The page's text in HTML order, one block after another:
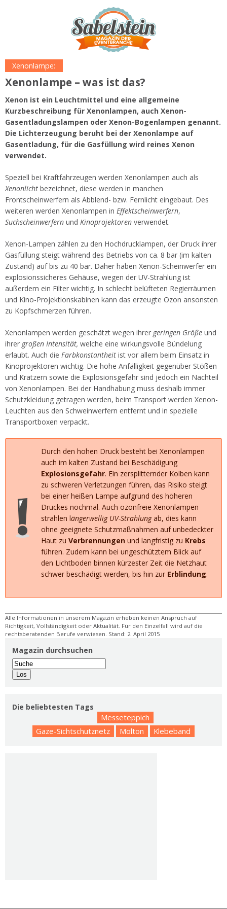
Xenonlampe:
Xenonlampe – was ist das?
Xenon ist ein Leuchtmittel und eine allgemeine
Kurzbeschreibung für Xenonlampen, auch Xenon-
Gasentladungslampen oder Xenon-Bogenlampen genannt.
Die Lichterzeugung beruht bei der Xenonlampe auf
Gasentladung, für die Gasfüllung wird reines Xenon
verwendet.
Speziell bei Kraftfahrzeugen werden Xenonlampen auch als
Xenonlicht bezeichnet, diese werden in manchen
Frontscheinwerfern als Abblend- bzw. Fernlicht eingebaut. Des
weiteren werden Xenonlampen in Effektscheinwerfern,
Suchscheinwerfern und Kinoprojektoren verwendet.
Xenon-Lampen zählen zu den Hochdrucklampen, der Druck ihrer
Gasfüllung steigt während des Betriebs von ca. 8 bar (im kalten
Zustand) auf bis zu 40 bar. Daher haben Xenon-Scheinwerfer ein
explosionssicheres Gehäuse, wegen der UV-Strahlung ist
außerdem ein Filter wichtig. In schlecht belüfteten Regierräumen
und Kino-Projektionskabinen kann das erzeugte Ozon ansonsten
zu Kopfschmerzen führen.
Xenonlampen werden geschätzt wegen ihrer geringen Größe und
ihrer großen Intensität, welche eine wirkungsvolle Bündelung
erlaubt. Auch die Farbkonstantheit ist vor allem beim Einsatz in
Kinoprojektoren wichtig. Die hohe Anfälligkeit gegenüber Stößen
und Kratzern sowie die Explosionsgefahr sind jedoch ein Nachteil
von Xenonlampen. Bei der Handhabung muss deshalb immer
Schutzkleidung getragen werden, beim Transport werden Xenon-
Leuchten aus den Schweinwerfern entfernt und in spezielle
Transportboxen verpackt.
Durch den hohen Druck besteht bei Xenonlampen
auch im kalten Zustand bei Beschädigung
Explosionsgefahr. Ein zersplitternder Kolben kann
zu schweren Verletzungen führen, das Risiko steigt
bei einer heißen Lampe aufgrund des höheren
Druckes nochmal. Auch ozonfreie Xenonlampen
strahlen längerwellig UV-Strahlungab, dies kann
ohne geeignete Schutzmaßnahmen auf unbedeckter
Haut zu Verbrennungen und langfristig zu Krebs
führen. Zudem kann bei ungeschütztem Blick auf
den Lichtboden binnen kürzester Zeit die Netzhaut
schwer beschädigt werden, bis hin zur Erblindung.
Alle Informationen in unserem Magazin erheben keinen Anspruch auf
Richtigkeit, Vollständigkeit oder Aktualität. Für den Einzelfall wird auf die
rechtsberatenden Berufe verwiesen. Stand: 2. April 2015
Magazin durchsuchen
Die beliebtesten Tags
Messeteppich
Gaze-Sichtschutznetz
Molton Klebeband